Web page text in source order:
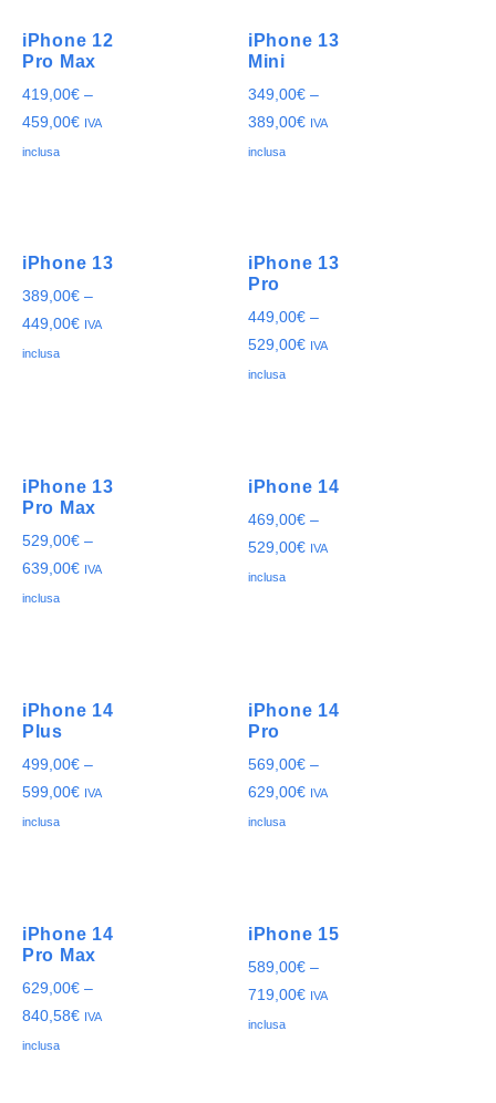
iPhone 12
Pro Max
419,00€ –
459,00€ IVA
inclusa
iPhone 13
Mini
349,00€ –
389,00€ IVA
inclusa
iPhone 13
389,00€ –
449,00€ IVA
inclusa
iPhone 13
Pro
449,00€ –
529,00€ IVA
inclusa
iPhone 13
Pro Max
529,00€ –
639,00€ IVA
inclusa
iPhone 14
469,00€ –
529,00€ IVA
inclusa
iPhone 14
Plus
499,00€ –
599,00€ IVA
inclusa
iPhone 14
Pro
569,00€ –
629,00€ IVA
inclusa
iPhone 14
Pro Max
629,00€ –
840,58€ IVA
inclusa
iPhone 15
589,00€ –
719,00€ IVA
inclusa